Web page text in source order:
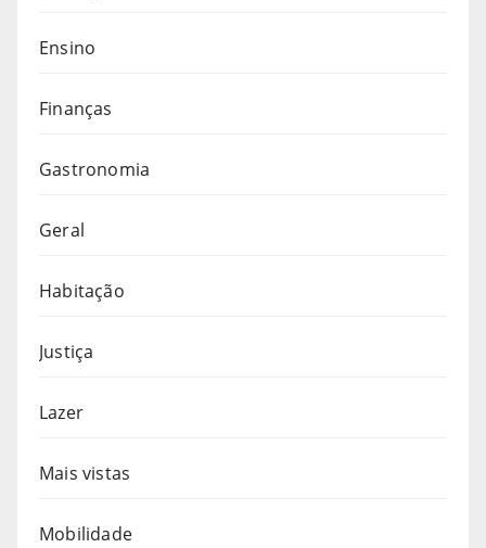
Ensino
Finanças
Gastronomia
Geral
Habitação
Justiça
Lazer
Mais vistas
Mobilidade